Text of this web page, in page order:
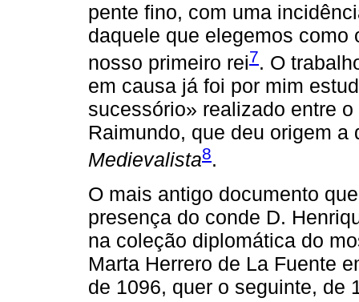
pente fino, com uma
daquele que elegemos
nosso primeiro rei7. O
em causa já foi por mim
sucessório» realizado entre
Raimundo, que deu origem
Medievalista8.
O mais antigo documento
presença do conde D.
na coleção diplomática do
Marta Herrero de La Fuente
de 1096, quer o seguinte, de